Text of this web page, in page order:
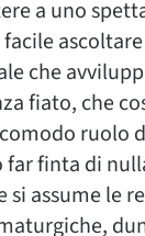
a uno
facile
che
fiato, che
ruolo
far finta di
assume le